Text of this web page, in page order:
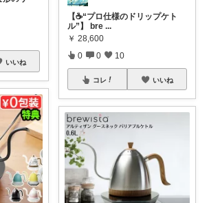
いいね
【☕“プロ仕様のドリップケト
ル”】 bre ...
￥ 28,600
0 0 10
コレ いいね